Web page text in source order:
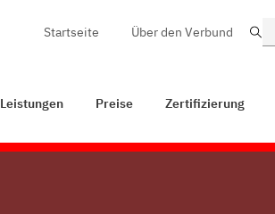
BÜRGERTELEFON
Startseite Über den Verbund Suche
Leistungen Preise Zertifizierung